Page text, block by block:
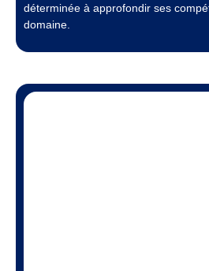
déterminée à approfondir ses
domaine.